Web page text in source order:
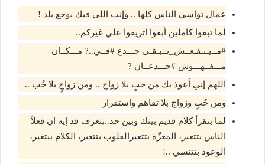
عمال تواسي الناس كلها .. وإنت اللي فيك يوجع بلد !
لما تبقوا كاملين أبقوا اتريقوا علي غيركم..
#مــيـنـفـعــش_تــبـقـى جـــدع #فــي..? مـــكــان
مـــفــهـــوش #جـــدعــان ?
اللهم إني أعوذ بك من حبٍ بلا زواج .. ومن زواجٍ بلا حُب ..
ومن حُبٍ وزواج بلا تفاهم واستقرار
لما بتقرأ كلام قديم بينك وبين حد..بتعرف قد إيه ان فعلاً
الناس بتتغير، المعزّة بتتغيرالقلوب بتتغير، الكلام بيتغير،
الوعود بتتنسي ..!